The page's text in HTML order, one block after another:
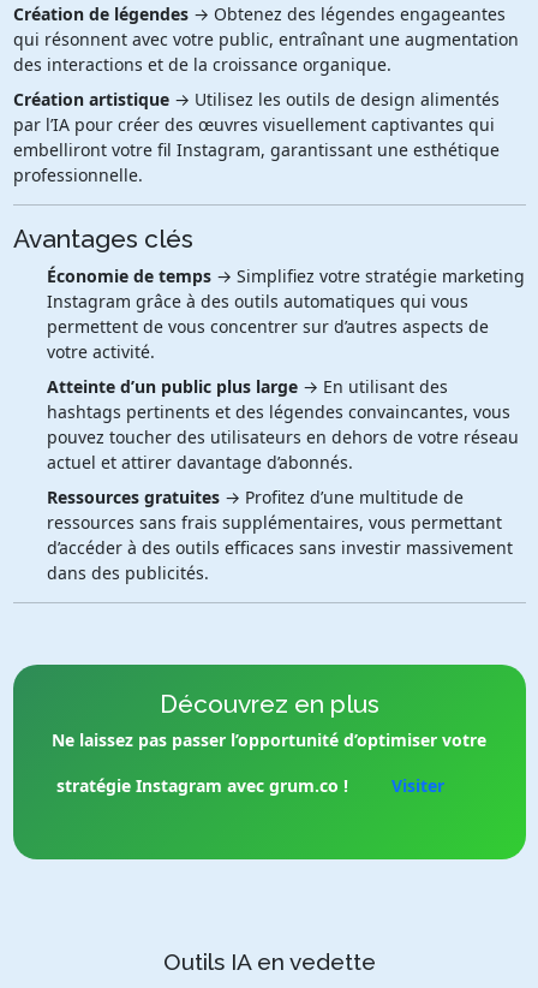
Création de légendes→ Obtenez des légendes engageantes
qui résonnent avec votre public, entraînant une augmentation
des interactions et de la croissance organique.
Création artistique→ Utilisez les outils de design alimentés
par l’IA pour créer des œuvres visuellement captivantes qui
embelliront votre fil Instagram, garantissant une esthétique
professionnelle.
Avantages clés
Économie de temps→ Simplifiez votre stratégie marketing
Instagram grâce à des outils automatiques qui vous
permettent de vous concentrer sur d’autres aspects de
votre activité.
Atteinte d’un public plus large→ En utilisant des
hashtags pertinents et des légendes convaincantes, vous
pouvez toucher des utilisateurs en dehors de votre réseau
actuel et attirer davantage d’abonnés.
Ressources gratuites→ Profitez d’une multitude de
ressources sans frais supplémentaires, vous permettant
d’accéder à des outils efficaces sans investir massivement
dans des publicités.
Découvrez en plus
Ne laissez pas passer l’opportunité d’optimiser votre
stratégie Instagram avec grum.co !
Visiter
Outils IA en vedette